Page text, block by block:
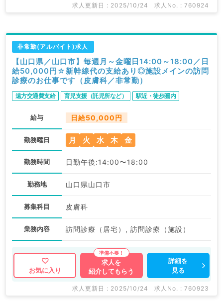
求人更新日 : 2025/10/24 求人No. : 760924
非常勤(アルバイト)求人
【山口県／山口市】毎週月～金曜日14:00～18:00／日
給50,000円☆新幹線代の支給あり◎施設メインの訪問
診療のお仕事です（皮膚科／非常勤）
遠方交通費支給 育児支援（託児所など） 駅近・徒歩圏内
給与 日給50,000円
勤務曜日 月 火 水 木 金
勤務時間 日勤午後:14:00〜18:00
勤務地 山口県山口市
募集科目 皮膚科
業務内容 訪問診療（居宅）, 訪問診療（施設）
お気に入り
求人を
紹介してもらう
詳細を
見る
求人更新日 : 2025/10/24 求人No. : 760923